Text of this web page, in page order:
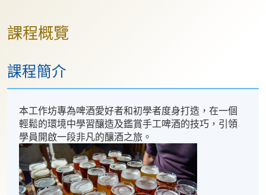
課程概覽
課程簡介
本工作坊專為啤酒愛好者和初學者度身打造，在一個
輕鬆的環境中學習釀造及鑑賞手工啤酒的技巧，引領
學員開啟一段非凡的釀酒之旅。